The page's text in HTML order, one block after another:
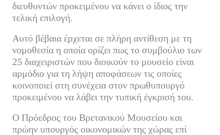
διευθυντών προκειμένου να κάνει ο ίδιος την
τελική επιλογή.
Αυτό βέβαια έρχεται σε πλήρη αντίθεση με τη
νομοθεσία η οποία ορίζει πως το συμβούλιο των
25 διαχειριστών που διοικούν το μουσείο είναι
αρμόδιο για τη λήψη αποφάσεων τις οποίες
κοινοποιεί στη συνέχεια στον πρωθυπουργό
προκειμένου να λάβει την τυπική έγκρισή του.
Ο Πρόεδρος του Βρετανικού Μουσείου και
πρώην υπουργός οικονομικών της χώρας επί